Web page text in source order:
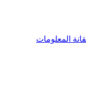
المعلومات